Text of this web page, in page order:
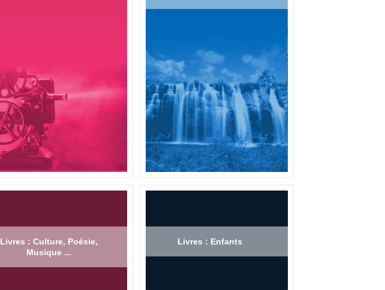
Livres : Culture, Poésie,
Musique ...
Livres : Enfants